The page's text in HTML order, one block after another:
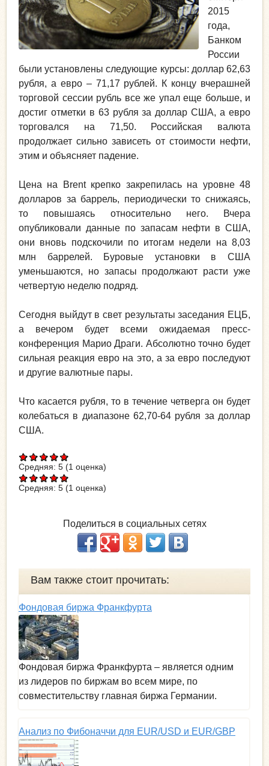
2015
года,
Банком
России
были установлены следующие курсы: доллар 62,63
рубля, а евро – 71,17 рублей. К концу вчерашней
торговой сессии рубль все же упал еще больше, и
достиг отметки в 63 рубля за доллар США, а евро
торговался на 71,50. Российская валюта
продолжает сильно зависеть от стоимости нефти,
этим и объясняет падение.
Цена на Brent крепко закрепилась на уровне 48
долларов за баррель, периодически то снижаясь,
то повышаясь относительно него. Вчера
опубликовали данные по запасам нефти в США,
они вновь подскочили по итогам недели на 8,03
млн баррелей. Буровые установки в США
уменьшаются, но запасы продолжают расти уже
четвертую неделю подряд.
Сегодня выйдут в свет результаты заседания ЕЦБ,
а вечером будет всеми ожидаемая пресс-
конференция Марио Драги. Абсолютно точно будет
сильная реакция евро на это, а за евро последуют
и другие валютные пары.
Что касается рубля, то в течение четверга он будет
колебаться в диапазоне 62,70-64 рубля за доллар
США.
Средняя: 5 (1 оценка)
Средняя: 5 (1 оценка)
Поделиться в социальных сетях
Вам также стоит прочитать:
Фондовая биржа Франкфурта
Фондовая биржа Франкфурта – является одним
из лидеров по биржам во всем мире, по
совместительству главная биржа Германии.
Анализ по Фибоначчи для EUR/USD и EUR/GBP